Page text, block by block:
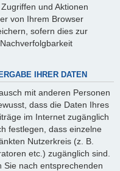
und Aktionen
von Ihrem Browser
sofern dies zur
IHRER DATEN
mit anderen Personen
dass die Daten Ihres
im Internet zugänglich
festlegen, dass einzelne
Nutzerkreis (z. B.
etc.) zugänglich sind.
Sie nach entsprechenden